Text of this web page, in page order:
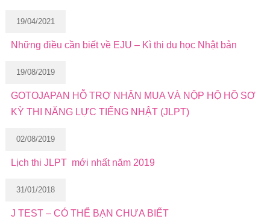
19/04/2021
Những điều cần biết về EJU – Kì thi du học Nhật bản
19/08/2019
GOTOJAPAN HỖ TRỢ NHẬN MUA VÀ NỘP HỘ HỒ SƠ
KỲ THI NĂNG LỰC TIẾNG NHẬT (JLPT)
02/08/2019
Lịch thi JLPT mới nhất năm 2019
31/01/2018
J TEST – CÓ THỂ BẠN CHƯA BIẾT